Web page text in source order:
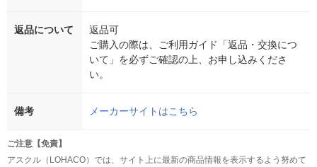
返品について
返品可
ご購入の際は、ご利用ガイド「返品・交換につ
いて」を必ずご確認の上、お申し込みくださ
い。
備考 メーカーサイトはこちら
ご注意【免責】
アスクル（LOHACO）では、サイト上に最新の商品情報を表示するよう努めて